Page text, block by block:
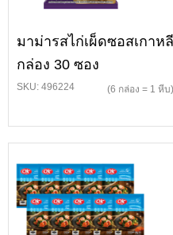
มาม่ารสไก่เผ็ดซอสเกาหลี
กล่อง 30 ซอง
SKU: 496224 (6 กล่อง = 1 หีบ)